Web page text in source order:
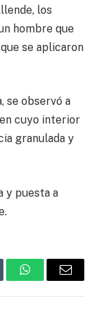
los
hombre que
se aplicaron
se observó a
cuyo interior
granulada y
y puesta a
WhatsAppEmail